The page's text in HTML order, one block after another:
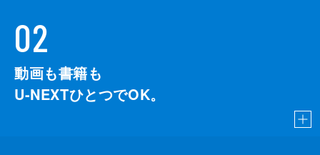
02
動画も書籍も
U-NEXTひとつでOK。